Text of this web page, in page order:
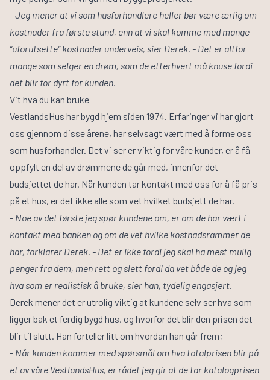
- Jeg mener at vi som husforhandlere heller bør være ærlig om
kostnader fra første stund, enn at vi skal komme med mange
“uforutsette” kostnader underveis, sier Derek. - Det er altfor
mange som selger en drøm, som de etterhvert må knuse fordi
det blir for dyrt for kunden.
Vit hva du kan bruke
VestlandsHus har bygd hjem siden 1974. Erfaringer vi har gjort
oss gjennom disse årene, har selvsagt vært med å forme oss
som husforhandler. Det vi ser er viktig for våre kunder, er å få
oppfylt en del av drømmene de går med, innenfor det
budsjettet de har. Når kunden tar kontakt med oss for å få pris
på et hus, er det ikke alle som vet hvilket budsjett de har.
- Noe av det første jeg spør kundene om, er om de har vært i
kontakt med banken og om de vet hvilke kostnadsrammer de
har, forklarer Derek. - Det er ikke fordi jeg skal ha mest mulig
penger fra dem, men rett og slett fordi da vet både de og jeg
hva som er realistisk å bruke, sier han, tydelig engasjert.
Derek mener det er utrolig viktig at kundene selv ser hva som
ligger bak et ferdig bygd hus, og hvorfor det blir den prisen det
blir til slutt. Han forteller litt om hvordan han går frem;
- Når kunden kommer med spørsmål om hva totalprisen blir på
et av våre VestlandsHus, er rådet jeg gir at de tar katalogprisen